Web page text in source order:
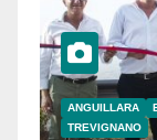
ANGUILLARA
TREVIGNANO